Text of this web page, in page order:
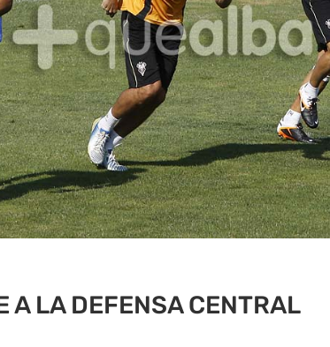
A LA DEFENSA CENTRAL